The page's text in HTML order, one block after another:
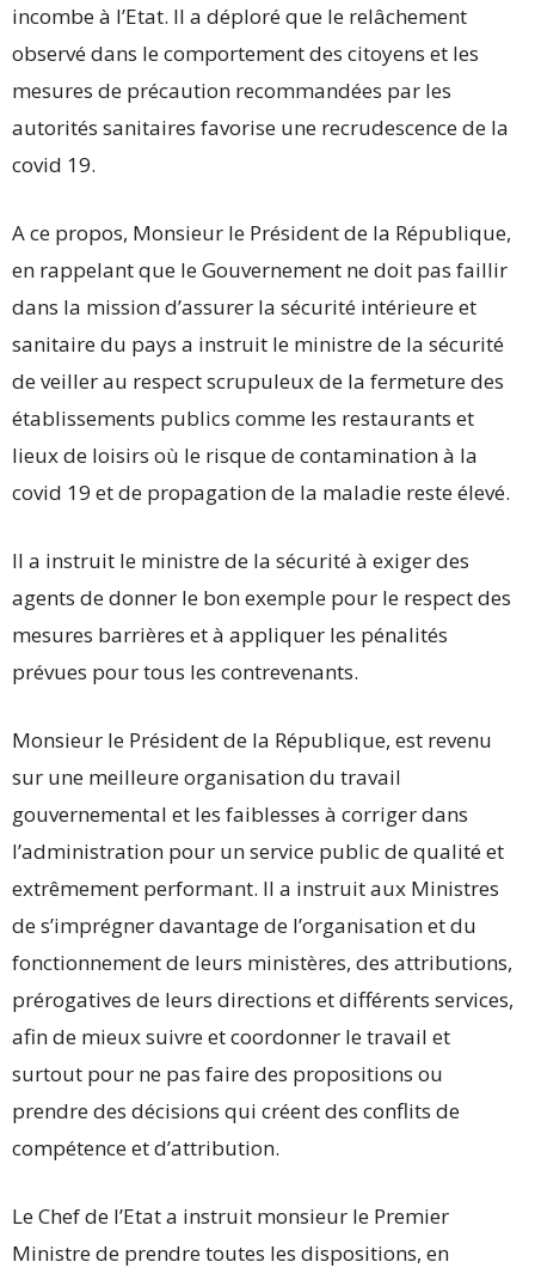
incombe à l’Etat. Il a déploré que le relâchement
observé dans le comportement des citoyens et les
mesures de précaution recommandées par les
autorités sanitaires favorise une recrudescence de la
covid 19.
A ce propos, Monsieur le Président de la République,
en rappelant que le Gouvernement ne doit pas faillir
dans la mission d’assurer la sécurité intérieure et
sanitaire du pays a instruit le ministre de la sécurité
de veiller au respect scrupuleux de la fermeture des
établissements publics comme les restaurants et
lieux de loisirs où le risque de contamination à la
covid 19 et de propagation de la maladie reste élevé.
Il a instruit le ministre de la sécurité à exiger des
agents de donner le bon exemple pour le respect des
mesures barrières et à appliquer les pénalités
prévues pour tous les contrevenants.
Monsieur le Président de la République, est revenu
sur une meilleure organisation du travail
gouvernemental et les faiblesses à corriger dans
l’administration pour un service public de qualité et
extrêmement performant. Il a instruit aux Ministres
de s’imprégner davantage de l’organisation et du
fonctionnement de leurs ministères, des attributions,
prérogatives de leurs directions et différents services,
afin de mieux suivre et coordonner le travail et
surtout pour ne pas faire des propositions ou
prendre des décisions qui créent des conflits de
compétence et d’attribution.
Le Chef de l’Etat a instruit monsieur le Premier
Ministre de prendre toutes les dispositions, en